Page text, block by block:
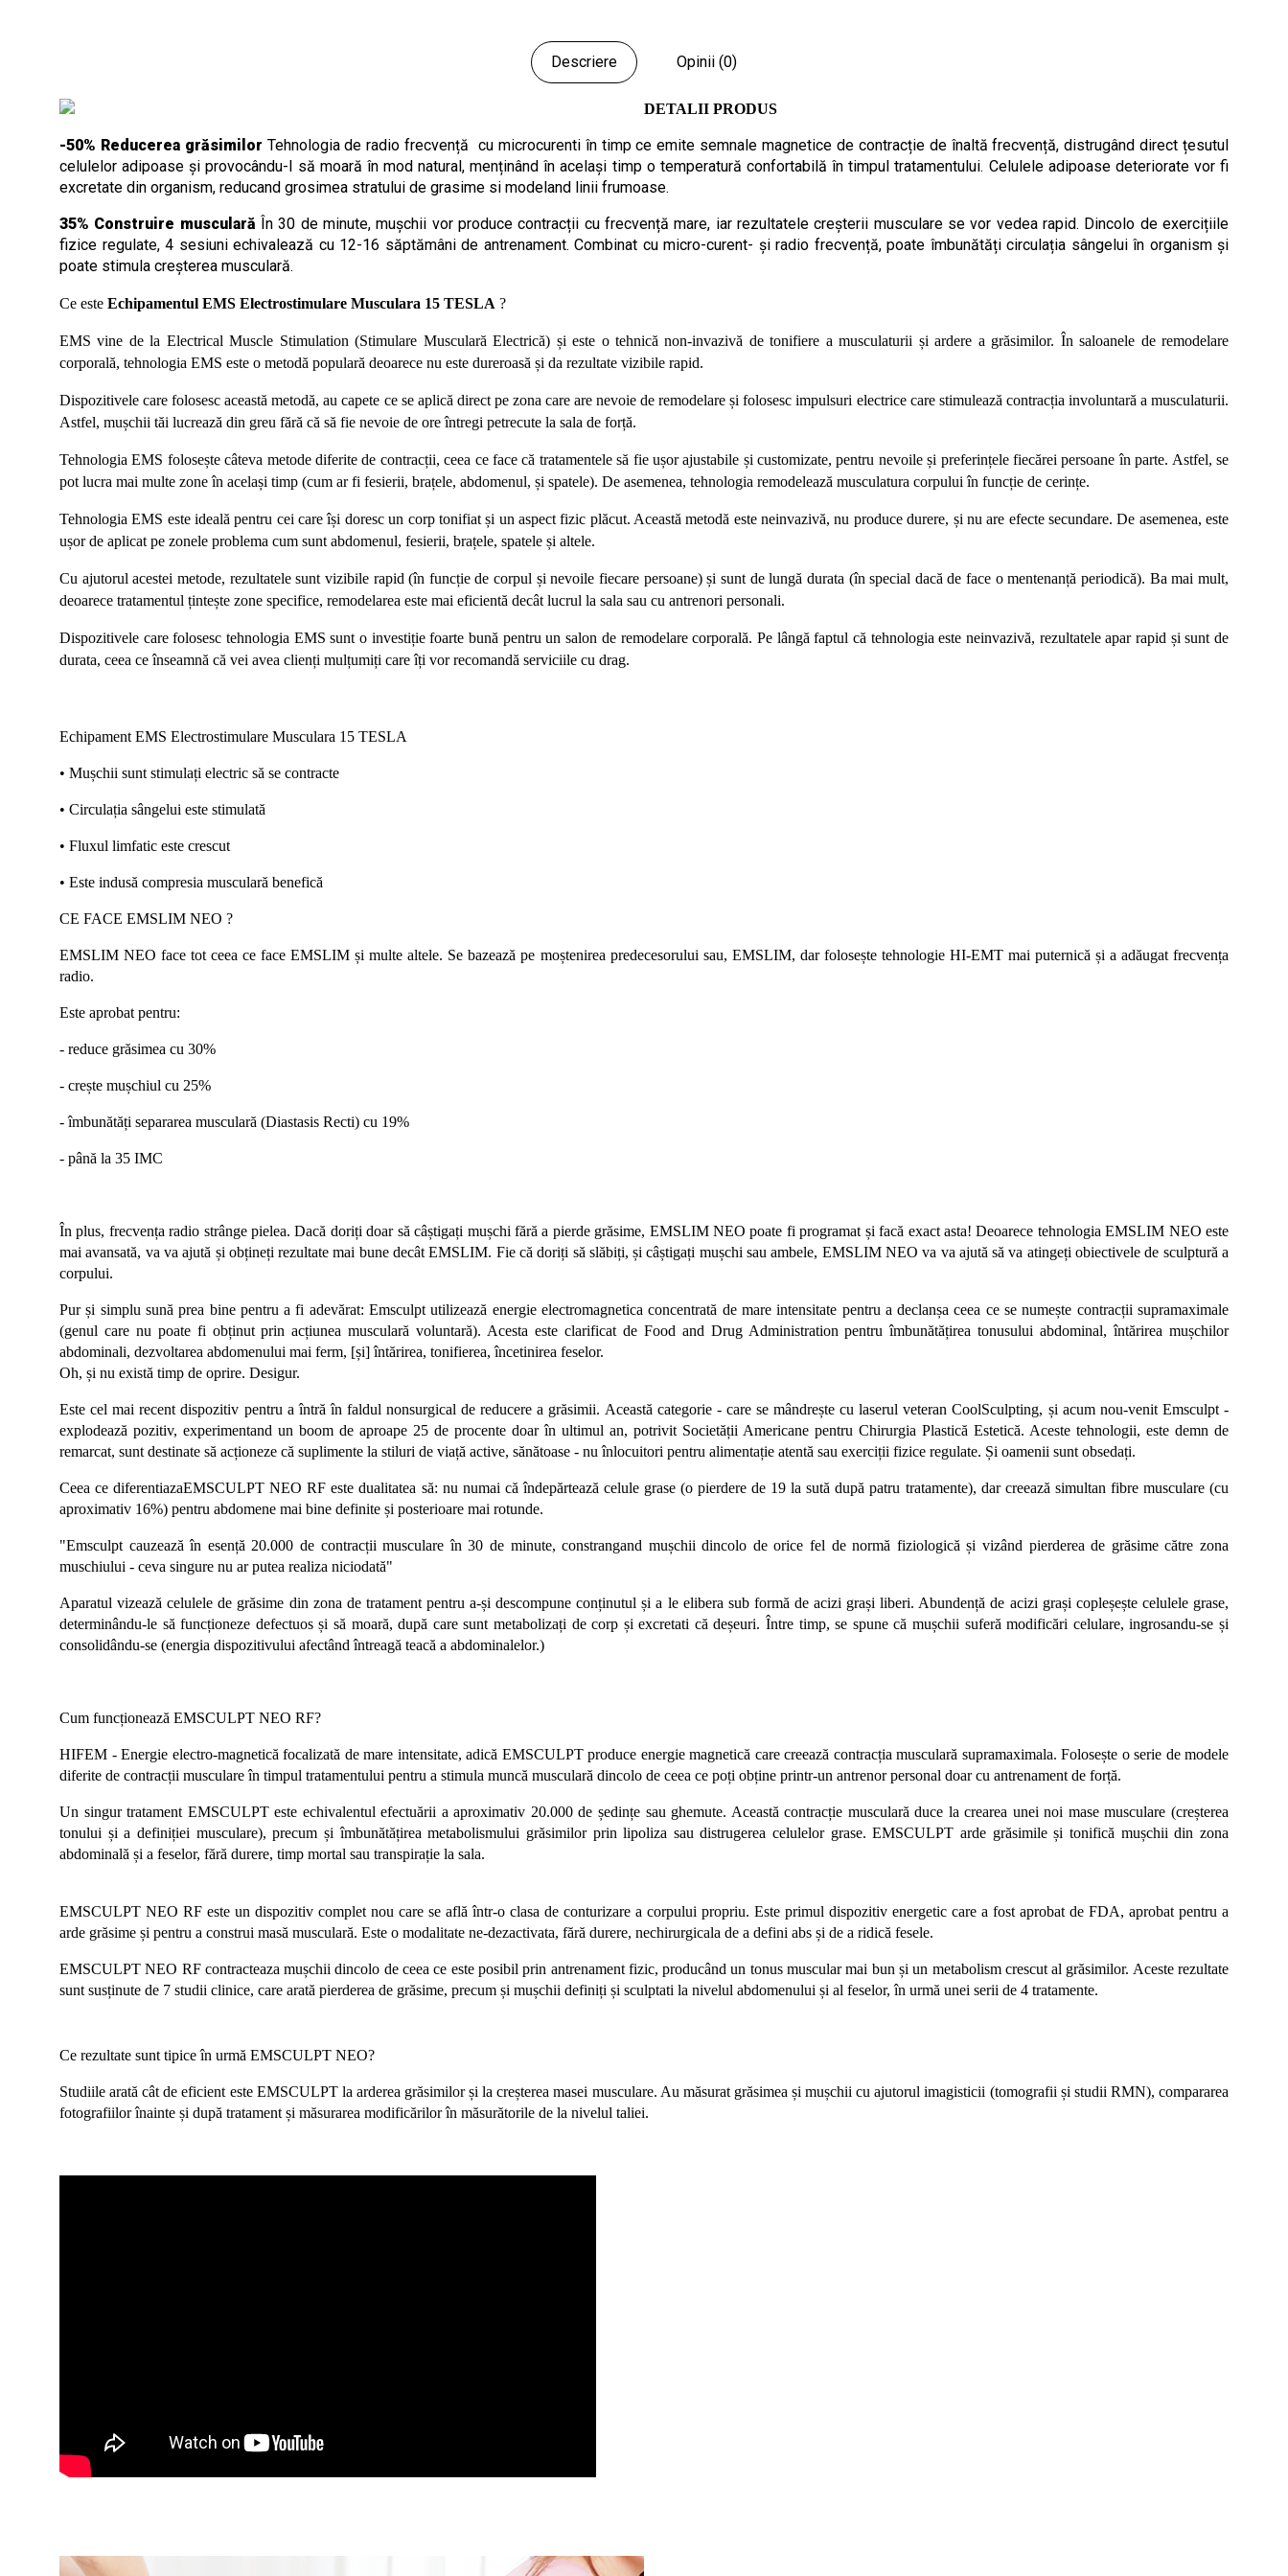
Descriere Opinii (0)
DETALII PRODUS
-50% Reducerea grăsimilor Tehnologia de radio frecvență cu microcurenti în timp ce emite semnale magnetice de contracție de înaltă frecvență, distrugând direct țesutul
celulelor adipoase și provocându-l să moară în mod natural, menținând în același timp o temperatură confortabilă în timpul tratamentului. Celulele adipoase deteriorate vor fi
excretate din organism, reducand grosimea stratului de grasime si modeland linii frumoase.
35% Construire musculară În 30 de minute, mușchii vor produce contracții cu frecvență mare, iar rezultatele creșterii musculare se vor vedea rapid. Dincolo de exercițiile
fizice regulate, 4 sesiuni echivalează cu 12-16 săptămâni de antrenament. Combinat cu micro-curent- și radio frecvență, poate îmbunătăți circulația sângelui în organism și
poate stimula creșterea musculară.
Ce este Echipamentul EMS Electrostimulare Musculara 15 TESLA ?
EMS vine de la Electrical Muscle Stimulation (Stimulare Musculară Electrică) și este o tehnică non-invazivă de tonifiere a musculaturii și ardere a grăsimilor. În saloanele de remodelare
corporală, tehnologia EMS este o metodă populară deoarece nu este dureroasă și da rezultate vizibile rapid.
Dispozitivele care folosesc această metodă, au capete ce se aplică direct pe zona care are nevoie de remodelare și folosesc impulsuri electrice care stimulează contracția involuntară a musculaturii.
Astfel, mușchii tăi lucrează din greu fără că să fie nevoie de ore întregi petrecute la sala de forță.
Tehnologia EMS folosește câteva metode diferite de contracții, ceea ce face că tratamentele să fie ușor ajustabile și customizate, pentru nevoile și preferințele fiecărei persoane în parte. Astfel, se
pot lucra mai multe zone în același timp (cum ar fi fesierii, brațele, abdomenul, și spatele). De asemenea, tehnologia remodelează musculatura corpului în funcție de cerințe.
Tehnologia EMS este ideală pentru cei care își doresc un corp tonifiat și un aspect fizic plăcut. Această metodă este neinvazivă, nu produce durere, și nu are efecte secundare. De asemenea, este
ușor de aplicat pe zonele problema cum sunt abdomenul, fesierii, brațele, spatele și altele.
Cu ajutorul acestei metode, rezultatele sunt vizibile rapid (în funcție de corpul și nevoile fiecare persoane) și sunt de lungă durata (în special dacă de face o mentenanță periodică). Ba mai mult,
deoarece tratamentul țintește zone specifice, remodelarea este mai eficientă decât lucrul la sala sau cu antrenori personali.
Dispozitivele care folosesc tehnologia EMS sunt o investiție foarte bună pentru un salon de remodelare corporală. Pe lângă faptul că tehnologia este neinvazivă, rezultatele apar rapid și sunt de
durata, ceea ce înseamnă că vei avea clienți mulțumiți care îți vor recomandă serviciile cu drag.
Echipament EMS Electrostimulare Musculara 15 TESLA
• Mușchii sunt stimulați electric să se contracte
• Circulația sângelui este stimulată
• Fluxul limfatic este crescut
• Este indusă compresia musculară benefică
CE FACE EMSLIM NEO ?
EMSLIM NEO face tot ceea ce face EMSLIM și multe altele. Se bazează pe moștenirea predecesorului sau, EMSLIM, dar folosește tehnologie HI-EMT mai puternică și a adăugat frecvența
radio.
Este aprobat pentru:
- reduce grăsimea cu 30%
- crește mușchiul cu 25%
- îmbunătăți separarea musculară (Diastasis Recti) cu 19%
- până la 35 IMC
În plus, frecvența radio strânge pielea.Dacă doriți doar să câștigați mușchi fără a pierde grăsime, EMSLIM NEO poate fi programat și facă exact asta! Deoarece tehnologia EMSLIM NEO este
mai avansată, va va ajută și obțineți rezultate mai bune decât EMSLIM. Fie că doriți să slăbiți, și câștigați mușchi sau ambele, EMSLIM NEO va va ajută să va atingeți obiectivele de sculptură a
corpului.
Pur și simplu sună prea bine pentru a fi adevărat: Emsculpt utilizează energie electromagnetica concentrată de mare intensitate pentru a declanșa ceea ce se numește contracții supramaximale
(genul care nu poate fi obținut prin acțiunea musculară voluntară). Acesta este clarificat de Food and Drug Administration pentru îmbunătățirea tonusului abdominal, întărirea mușchilor
abdominali, dezvoltarea abdomenului mai ferm, [și] întărirea, tonifierea, încetinirea feselor.
Oh, și nu există timp de oprire. Desigur.
Este cel mai recent dispozitiv pentru a întră în faldul nonsurgical de reducere a grăsimii. Această categorie - care se mândrește cu laserul veteran CoolSculpting, și acum nou-venit Emsculpt -
explodează pozitiv, experimentand un boom de aproape 25 de procente doar în ultimul an, potrivit Societății Americane pentru Chirurgia Plastică Estetică. Aceste tehnologii, este demn de
remarcat, sunt destinate să acționeze că suplimente la stiluri de viață active, sănătoase - nu înlocuitori pentru alimentație atentă sau exerciții fizice regulate. Și oamenii sunt obsedați.
Ceea ce diferentiazaEMSCULPT NEO RF este dualitatea să: nu numai că îndepărtează celule grase (o pierdere de 19 la sută după patru tratamente), dar creează simultan fibre musculare (cu
aproximativ 16%) pentru abdomene mai bine definite și posterioare mai rotunde.
"Emsculpt cauzează în esență 20.000 de contracții musculare în 30 de minute, constrangand mușchii dincolo de orice fel de normă fiziologică și vizând pierderea de grăsime către zona
muschiului - ceva singure nu ar putea realiza niciodată"
Aparatul vizează celulele de grăsime din zona de tratament pentru a-și descompune conținutul și a le elibera sub formă de acizi grași liberi. Abundență de acizi grași copleșește celulele grase,
determinându-le să funcționeze defectuos și să moară, după care sunt metabolizați de corp și excretati că deșeuri. Între timp, se spune că mușchii suferă modificări celulare, ingrosandu-se și
consolidându-se (energia dispozitivului afectând întreagă teacă a abdominalelor.)
Cum funcționează EMSCULPT NEO RF?
HIFEM - Energie electro-magnetică focalizată de mare intensitate, adică EMSCULPT produce energie magnetică care creează contracția musculară supramaximala. Folosește o serie de modele
diferite de contracții musculare în timpul tratamentului pentru a stimula muncă musculară dincolo de ceea ce poți obține printr-un antrenor personal doar cu antrenament de forță.
Un singur tratament EMSCULPT este echivalentul efectuării a aproximativ 20.000 de ședințe sau ghemute. Această contracție musculară duce la crearea unei noi mase musculare (creșterea
tonului și a definiției musculare), precum și îmbunătățirea metabolismului grăsimilor prin lipoliza sau distrugerea celulelor grase. EMSCULPT arde grăsimile și tonifică mușchii din zona
abdominală și a feselor, fără durere, timp mortal sau transpirație la sala.
EMSCULPT NEO RF este un dispozitiv complet nou care se află într-o clasa de conturizare a corpului propriu. Este primul dispozitiv energetic care a fost aprobat de FDA, aprobat pentru a
arde grăsime și pentru a construi masă musculară. Este o modalitate ne-dezactivata, fără durere, nechirurgicala de a defini abs și de a ridică fesele.
EMSCULPT NEO RFcontracteaza mușchii dincolo de ceea ce este posibil prin antrenament fizic, producând un tonus muscular mai bun și un metabolism crescut al grăsimilor. Aceste rezultate
sunt susținute de 7 studii clinice, care arată pierderea de grăsime, precum și mușchii definiți și sculptati la nivelul abdomenului și al feselor, în urmă unei serii de 4 tratamente.
Ce rezultate sunt tipice în urmă EMSCULPT NEO?
Studiile arată cât de eficient este EMSCULPT la arderea grăsimilor și la creșterea masei musculare. Au măsurat grăsimea și mușchii cu ajutorul imagisticii (tomografii și studii RMN), compararea
fotografiilor înainte și după tratament și măsurarea modificărilor în măsurătorile de la nivelul taliei.